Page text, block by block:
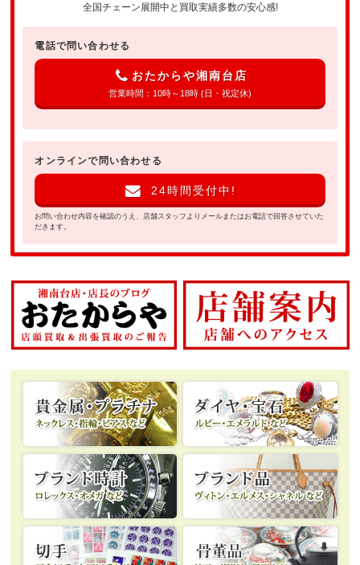
全国チェーン展開中と買取実績多数の安心感!
電話で問い合わせる
おたからや湘南台店
営業時間：10時～18時 (日・祝定休)
オンラインで問い合わせる
24時間受付中!
お問い合わせ内容を確認のうえ、店舗スタッフよりメールまたはお電話で回答させていた
だきます。